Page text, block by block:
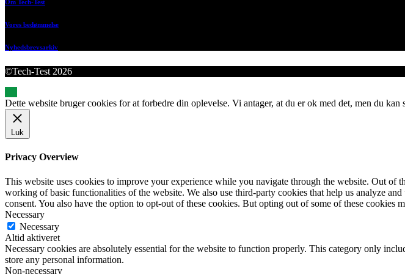
Om Tech-Test
Vores bedømmelse
Nyhedsbrevsarkiv
©Tech-Test 2026
Dette website bruger cookies for at forbedre din oplevelse. Vi antager, at du er ok med det, men du kan
Luk
Privacy Overview
This website uses cookies to improve your experience while you navigate through the website. Out of
working of basic functionalities of the website. We also use third-party cookies that help us analyze
consent. You also have the option to opt-out of these cookies. But opting out of some of these cookies
Necessary
Necessary
Altid aktiveret
Necessary cookies are absolutely essential for the website to function properly. This category only
store any personal information.
Non-necessary